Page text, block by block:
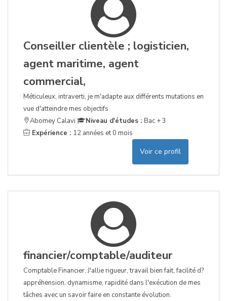
Conseiller clientèle ; logisticien,
agent maritime, agent
commercial,
Méticuleux, intraverti, je m'adapte aux différents mutations en
vue d'atteindre mes objectifs
Abomey Calavi
Niveau d'études : Bac + 3
Expérience : 12 années et 0 mois
Voir ce profil
financier/comptable/auditeur
Comptable Financier, J'allie rigueur, travail bien fait, facilité d?
appréhension, dynamisme, rapidité dans l'exécution de mes
tâches avec un savoir faire en constante évolution.